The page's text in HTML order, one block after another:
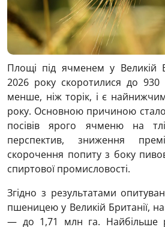
Площі під ячменем у Великій
2026 року скоротилися до
менше, ніж торік, і є
року. Основною причиною
посівів ярого ячменю на
перспектив, зниження
скорочення попиту з боку
спиртової промисловості.
Згідно з результатами
пшеницею у Великій Британії,
— до 1,71 млн га. Найбільше